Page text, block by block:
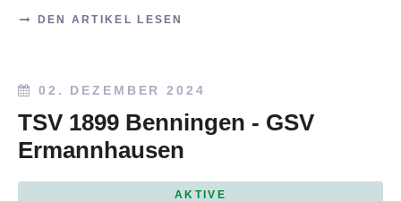
DEN ARTIKEL LESEN
02. DEZEMBER 2024
TSV 1899 Benningen - GSV
Ermannhausen
AKTIVE